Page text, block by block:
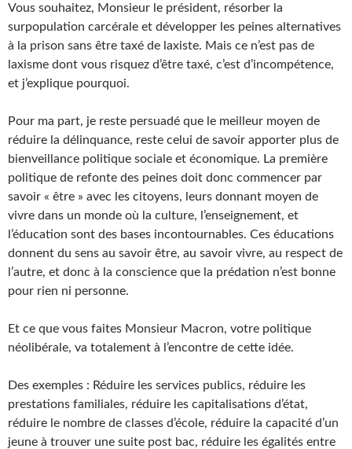
Vous souhaitez, Monsieur le président, résorber la
surpopulation carcérale et développer les peines alternatives
à la prison sans être taxé de laxiste. Mais ce n’est pas de
laxisme dont vous risquez d’être taxé, c’est d’incompétence,
et j’explique pourquoi.
Pour ma part, je reste persuadé que le meilleur moyen de
réduire la délinquance, reste celui de savoir apporter plus de
bienveillance politique sociale et économique. La première
politique de refonte des peines doit donc commencer par
savoir « être » avec les citoyens, leurs donnant moyen de
vivre dans un monde où la culture, l’enseignement, et
l’éducation sont des bases incontournables. Ces éducations
donnent du sens au savoir être, au savoir vivre, au respect de
l’autre, et donc à la conscience que la prédation n’est bonne
pour rien ni personne.
Et ce que vous faites Monsieur Macron, votre politique
néolibérale, va totalement à l’encontre de cette idée.
Des exemples : Réduire les services publics, réduire les
prestations familiales, réduire les capitalisations d’état,
réduire le nombre de classes d’école, réduire la capacité d’un
jeune à trouver une suite post bac, réduire les égalités entre